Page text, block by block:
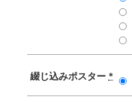
綴じ込みポスター *